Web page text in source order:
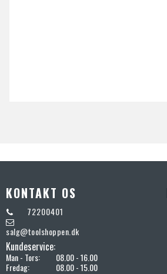
KONTAKT OS
72200401
salg@toolshoppen.dk
Kundeservice:
Man - Tors:
08.00 - 16.00
Fredag:
08.00 - 15.00